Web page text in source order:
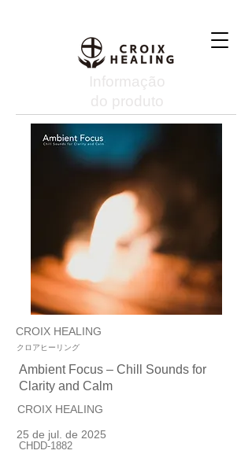
Informação
do produto
CROIX HEALING
クロアヒーリング
Ambient Focus – Chill Sounds for
Clarity and Calm
CROIX HEALING
25 de jul. de 2025
CHDD-1882